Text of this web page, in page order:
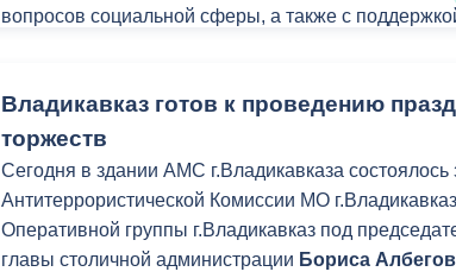
вопросов социальной сферы, а также с
пришли горожане, на приём были приглашены
структурных подразделений АМС г. Владикавказ,
чему некоторые вопросы удалось решить на
Так, например, представители общественной
помощи людям с синдромом Дауна «Время
обратились к Борису Албегову с вопросом о
Владикавказ готов к проведению
торжеств
Сегодня в здании АМС г.Владикавказа состоялось
Антитеррористической Комиссии МО
Оперативной группы г.Владикавказ под
главы столичной администрации Бориса